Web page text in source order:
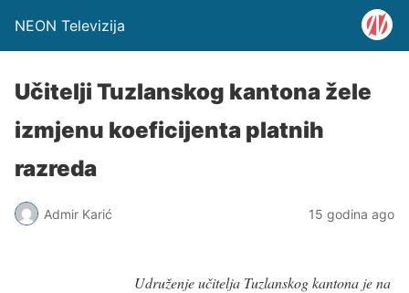
NEON Televizija
Učitelji Tuzlanskog kantona žele
izmjenu koeficijenta platnih
razreda
Admir Karić 15 godina ago
Udruženje učitelja Tuzlanskog kantona je na